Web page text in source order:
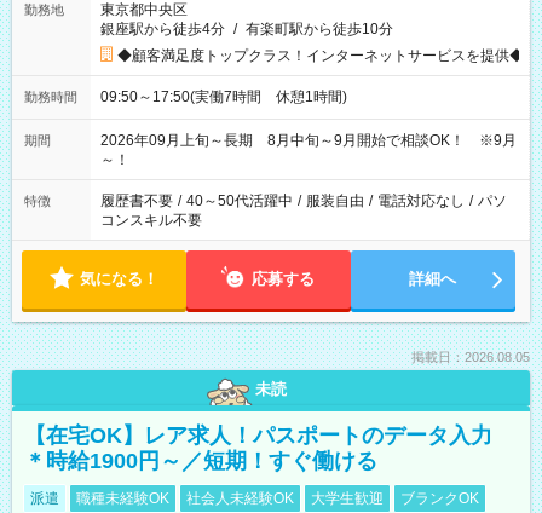
勤務地
東京都中央区
銀座駅から徒歩4分 / 有楽町駅から徒歩10分
◆顧客満足度トップクラス！インターネットサービスを提供◆
勤務時間 09:50～17:50(実働7時間 休憩1時間)
期間
2026年09月上旬～長期 8月中旬～9月開始で相談OK！ ※9月
～！
特徴 履歴書不要 / 40～50代活躍中 / 服装自由 / 電話対応なし / パソ
コンスキル不要
気になる！ 応募する 詳細へ
掲載日：2026.08.05
未読
【在宅OK】レア求人！パスポートのデータ入力
＊時給1900円～／短期！すぐ働ける
派遣 職種未経験OK 社会人未経験OK 大学生歓迎 ブランクOK